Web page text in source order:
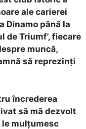
ale carierei
Dinamo până la
de Triumf’, fiecare
muncă,
să reprezinți
încrederea
să mă dezvolt
le mulțumesc